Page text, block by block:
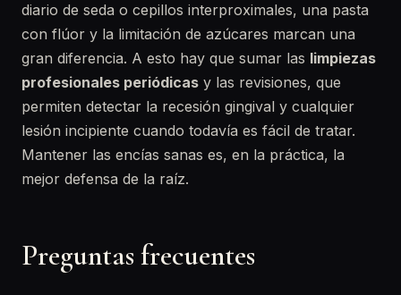
diario de seda o cepillos interproximales, una pasta
con flúor y la limitación de azúcares marcan una
gran diferencia. A esto hay que sumar las limpiezas
profesionales periódicas y las revisiones, que
permiten detectar la recesión gingival y cualquier
lesión incipiente cuando todavía es fácil de tratar.
Mantener las encías sanas es, en la práctica, la
mejor defensa de la raíz.
Preguntas frecuentes